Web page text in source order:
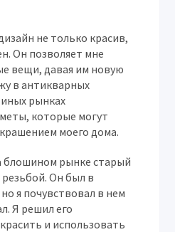
не только красив,
Он позволяет мне
вещи, давая им новую
в антикварных
рынках
которые могут
моего дома.
рынке старый
Он был в
я почувствовал в нем
Я решил его
и использовать